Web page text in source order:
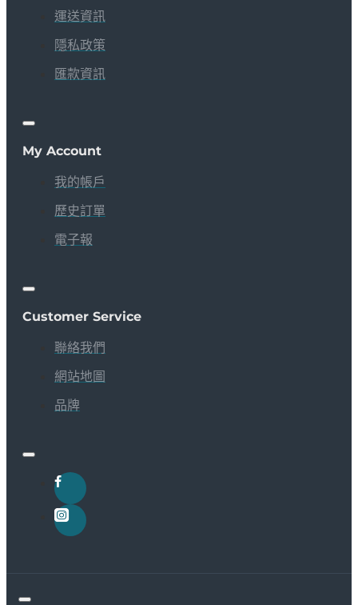
運送資訊
隱私政策
匯款資訊
My Account
我的帳戶
歷史訂單
電子報
Customer Service
聯絡我們
網站地圖
品牌